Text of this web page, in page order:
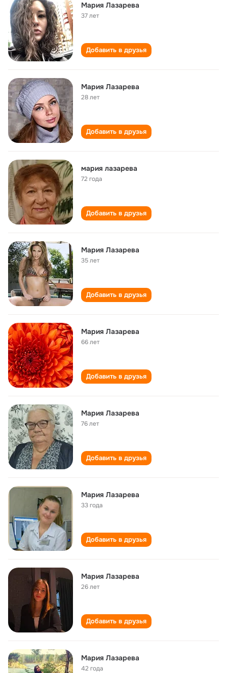
Мария Лазарева
37 лет
Добавить в друзья
Мария Лазарева
28 лет
Добавить в друзья
мария лазарева
72 года
Добавить в друзья
Мария Лазарева
35 лет
Добавить в друзья
Мария Лазарева
66 лет
Добавить в друзья
Мария Лазарева
76 лет
Добавить в друзья
Мария Лазарева
33 года
Добавить в друзья
Мария Лазарева
26 лет
Добавить в друзья
Мария Лазарева
42 года